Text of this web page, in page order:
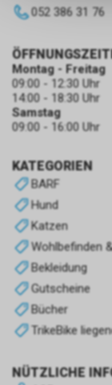
052 386 31 76
KATEGORIEN
BARF
Hund
Katzen
Wohlbefinden
Bekleidung
Gutscheine
Bücher
TrikeBike
NÜTZLICHE
Montag - Freitag
09:00 - 12:30 Uhr
14:00 - 18:30 Uhr
Samstag
09:00 - 16:00 Uhr